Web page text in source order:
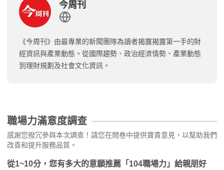
今周刊
《今周刊》由最專業的新聞團隊為讀者揭露揭露第一手的財
經資訊與產業動態。從國際趨勢、政治經濟情勢、產業動態
到理財規劃及社會文化資訊。
職場力滿意度調查
感謝您撥冗參與本次調查！請您在問卷中提供寶貴意見，以幫助我們
改善和提升服務品質。
從1~10分，您有多大的意願推薦「104職場力」給親朋好